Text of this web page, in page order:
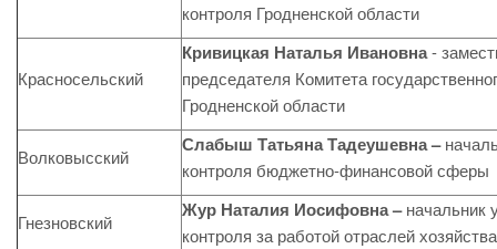
контроля Гродненской области
Красносельский
Кривицкая Наталья Ивановна-
председателя Комитета
Гродненской области
Волковысский
Слабыш Татьяна Тадеушевна –
контроля бюджетно-финансовой сферы
Гнезновский
Жур Наталия Иосифовна –начальник
контроля за работой отраслей хозяйства